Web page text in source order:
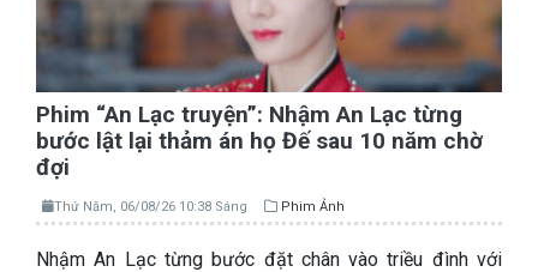
Phim “An Lạc truyện”: Nhậm An Lạc từng
bước lật lại thảm án họ Đế sau 10 năm chờ
đợi
Thứ Năm, 06/08/26 10:38 Sáng Phim Ảnh
Nhậm An Lạc từng bước đặt chân vào triều đình với